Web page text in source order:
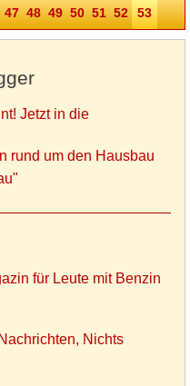
47 48 49 50 51 52 53
Jetzt in die
rund um den Hausbau
für Leute mit Benzin
Nichts